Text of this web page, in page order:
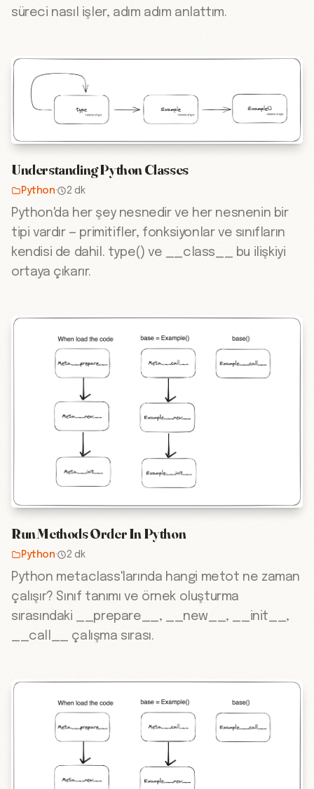
süreci nasıl işler, adım adım anlattım.
Understanding Python Classes
Python· 2 dk
Python'da her şey nesnedir ve her nesnenin bir
tipi vardır — primitifler, fonksiyonlar ve sınıfların
kendisi de dahil. type() ve __class__ bu ilişkiyi
ortaya çıkarır.
Run Methods Order In Python
Python· 2 dk
Python metaclass'larında hangi metot ne zaman
çalışır? Sınıf tanımı ve örnek oluşturma
sırasındaki __prepare__, __new__, __init__,
__call__ çalışma sırası.